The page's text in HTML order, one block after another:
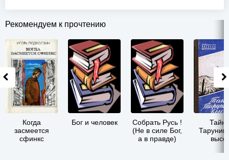
Рекомендуем к прочтению
Когда
засмеется
сфинкс
Бог и человек
Собрать Русь !
(Не в силе Бог,
а в правде)